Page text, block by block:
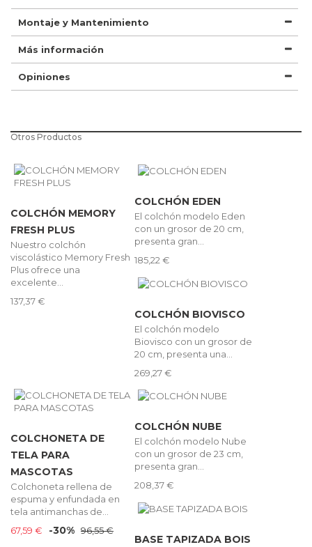
Montaje y Mantenimiento
Más información
Opiniones
Otros Productos
COLCHÓN MEMORY
FRESH PLUS
Nuestro colchón
viscolástico Memory Fresh
Plus ofrece una
excelente...
137,37 €
COLCHÓN EDEN
El colchón modelo Eden
con un grosor de 20 cm,
presenta gran...
185,22 €
COLCHÓN BIOVISCO
El colchón modelo
Biovisco con un grosor de
20 cm, presenta una...
269,27 €
COLCHONETA DE
TELA PARA
MASCOTAS
Colchoneta rellena de
espuma y enfundada en
tela antimanchas de...
67,59 €
-30% 96,55 €
COLCHÓN NUBE
El colchón modelo Nube
con un grosor de 23 cm,
presenta gran...
208,37 €
BASE TAPIZADA BOIS